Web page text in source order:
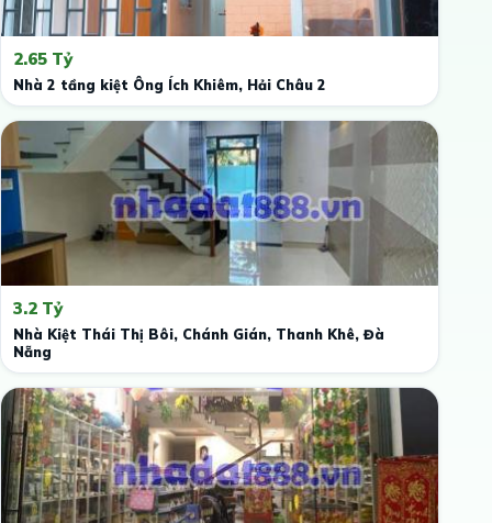
2.65 Tỷ
Nhà 2 tầng kiệt Ông Ích Khiêm, Hải Châu 2
3.2 Tỷ
Nhà Kiệt Thái Thị Bôi, Chánh Gián, Thanh Khê, Đà
Nẵng